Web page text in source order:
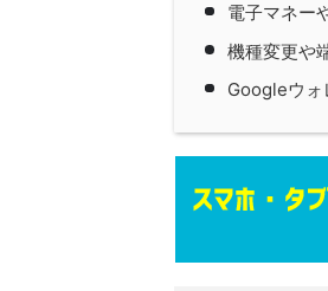
電子マネー
機種変更や
Googleウォ